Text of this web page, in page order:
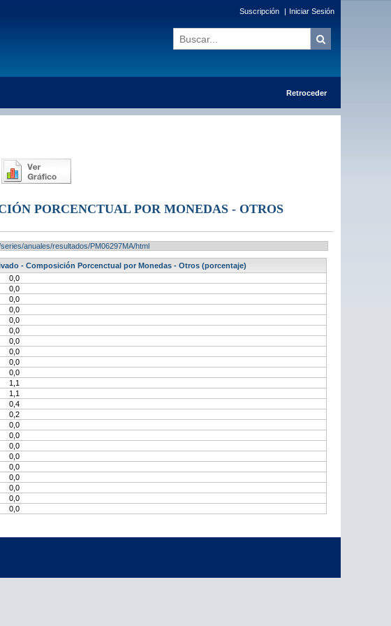
Suscripción | Iniciar Sesión
Retroceder
PORCENCTUAL POR MONEDAS - OTROS
anuales/resultados/PM06297MA/html
- Composición Porcenctual por Monedas - Otros (porcentaje)
0,0
0,0
0,0
0,0
0,0
0,0
0,0
0,0
0,0
0,0
1,1
1,1
0,4
0,2
0,0
0,0
0,0
0,0
0,0
0,0
0,0
0,0
0,0